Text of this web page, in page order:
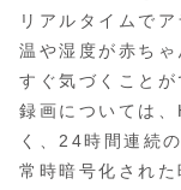
リアルタイムで
温や湿度が赤ち
すぐ気づくこと
録画については
く、24時間連続
常時暗号化され